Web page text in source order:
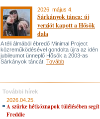
2026. május 4.
Sárkányok tánca: új
verziót kapott a Hősök
dala
A téli álmából ébredő Minimal Project
közreműködésével gondolta újra az idén
jubileumot ünneplő Hősök a 2003-as
Sárkányok táncát. Tovább
További hírek
2026.04.25.
A szürke hétköznapok túlélésében segít
Freddie